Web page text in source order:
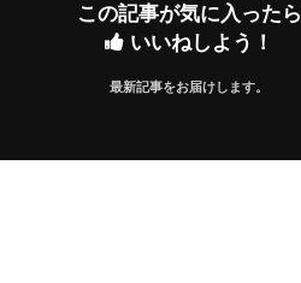
この記事が気に入ったら
いいねしよう！
最新記事をお届けします。